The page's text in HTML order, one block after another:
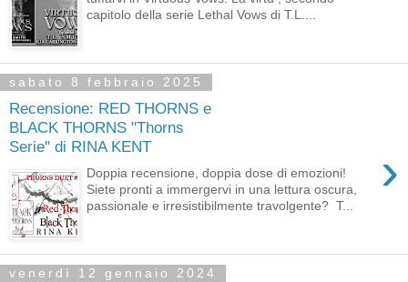
capitolo della serie Lethal Vows di T.L....
sabato 8 febbraio 2025
Recensione: RED THORNS e
BLACK THORNS "Thorns
Serie" di RINA KENT
›
Doppia recensione, doppia dose di emozioni!
Siete pronti a immergervi in una lettura oscura,
passionale e irresistibilmente travolgente? T...
venerdì 12 gennaio 2024